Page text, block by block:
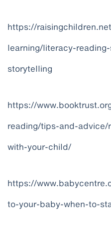
https://
learning/literacy-
storytelling
https://
reading/tips-and-
with-your-child/
https://
to-your-baby-when-to-